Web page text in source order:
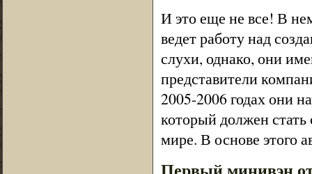
И это еще не все! В
ведет работу над
слухи, однако, они
представители
2005-2006 годах они
который должен
мире. В основе этого